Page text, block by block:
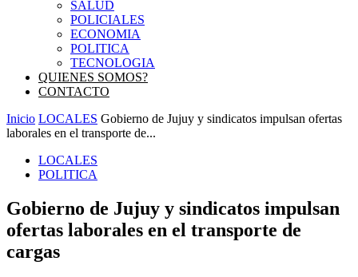
SALUD
POLICIALES
ECONOMIA
POLITICA
TECNOLOGIA
QUIENES SOMOS?
CONTACTO
Inicio LOCALES Gobierno de Jujuy y sindicatos impulsan ofertas
laborales en el transporte de...
LOCALES
POLITICA
Gobierno de Jujuy y sindicatos impulsan
ofertas laborales en el transporte de
cargas